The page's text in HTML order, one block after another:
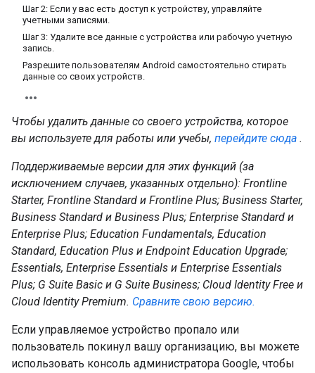
Шаг 2: Если у вас есть доступ к устройству, управляйте
учетными записями.
Шаг 3: Удалите все данные с устройства или рабочую учетную
запись.
Разрешите пользователям Android самостоятельно стирать
данные со своих устройств.
Чтобы удалить данные со своего устройства, которое
вы используете для работы или учебы, перейдите сюда .
Поддерживаемые версии для этих функций (за
исключением случаев, указанных отдельно): Frontline
Starter, Frontline Standard и Frontline Plus; Business Starter,
Business Standard и Business Plus; Enterprise Standard и
Enterprise Plus; Education Fundamentals, Education
Standard, Education Plus и Endpoint Education Upgrade;
Essentials, Enterprise Essentials и Enterprise Essentials
Plus; G Suite Basic и G Suite Business; Cloud Identity Free и
Cloud Identity Premium. Сравните свою версию.
Если управляемое устройство пропало или
пользователь покинул вашу организацию, вы можете
использовать консоль администратора Google, чтобы